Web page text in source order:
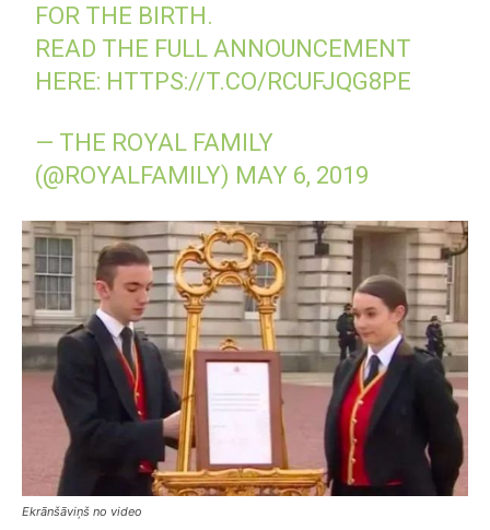
FOR THE BIRTH.
READ THE FULL ANNOUNCEMENT
HERE: HTTPS://T.CO/RCUFJQG8PE
— THE ROYAL FAMILY
(@ROYALFAMILY) MAY 6, 2019
Ekrānšāviņš no video